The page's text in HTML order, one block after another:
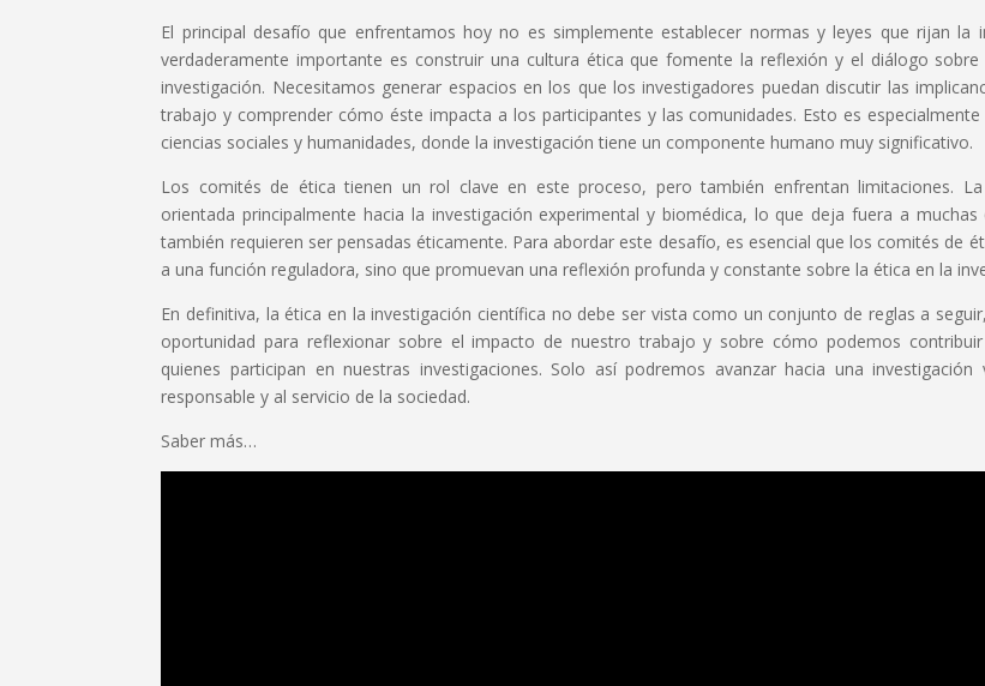
El principal desafío que enfrentamos hoy no es simplemente establecer normas y leyes que rijan la
verdaderamente importante es construir una cultura ética que fomente la reflexión y el diálogo sobre
investigación. Necesitamos generar espacios en los que los investigadores puedan discutir las
trabajo y comprender cómo éste impacta a los participantes y las comunidades. Esto es
ciencias sociales y humanidades, donde la investigación tiene un componente humano muy significativo.
Los comités de ética tienen un rol clave en este proceso, pero también enfrentan limitaciones.
orientada principalmente hacia la investigación experimental y biomédica, lo que deja fuera a
también requieren ser pensadas éticamente. Para abordar este desafío, es esencial que los comités de
a una función reguladora, sino que promuevan una reflexión profunda y constante sobre la ética en la
En definitiva, la ética en la investigación científica no debe ser vista como un conjunto de reglas a
oportunidad para reflexionar sobre el impacto de nuestro trabajo y sobre cómo podemos
quienes participan en nuestras investigaciones. Solo así podremos avanzar hacia una investigación
responsable y al servicio de la sociedad.
Saber más…